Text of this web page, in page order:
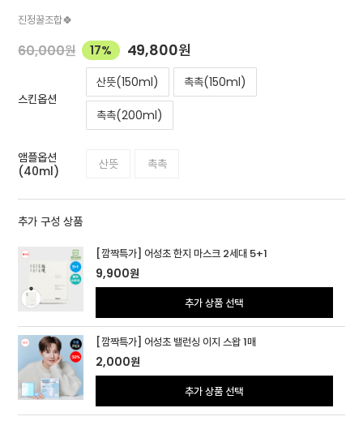
진정꿀조합🍀
60,000원 17% 49,800원
스킨옵션
산뜻(150ml) 촉촉(150ml)
촉촉(200ml)
앰플옵션
(40ml)
산뜻 촉촉
추가 구성 상품
[깜짝특가] 어성초 한지 마스크 2세대 5+1
9,900원
추가 상품 선택
[깜짝특가] 어성초 밸런싱 이지 스왑 1매
2,000원
추가 상품 선택